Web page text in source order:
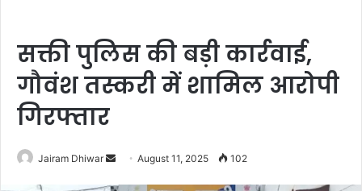
सक्ती पुलिस की बड़ी कार्रवाई,
गौवंश तस्करी में शामिल आरोपी
गिरफ्तार
Jairam Dhiwar
Send August 11, 2025 102